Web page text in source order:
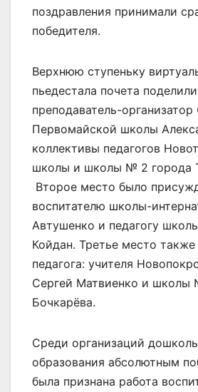
поздравления принимали
победителя.
Верхнюю ступеньку
пьедестала почета поделили
преподаватель-
Первомайской школы
коллективы педагогов
школы и школы № 2 города
Второе место было
воспитателю школы-
Автушенко и педагогу
Койдан. Третье место
педагога: учителя
Сергей Матвиенко и школы
Бочкарёва.
Среди организаций
образования абсолютным
была признана работа